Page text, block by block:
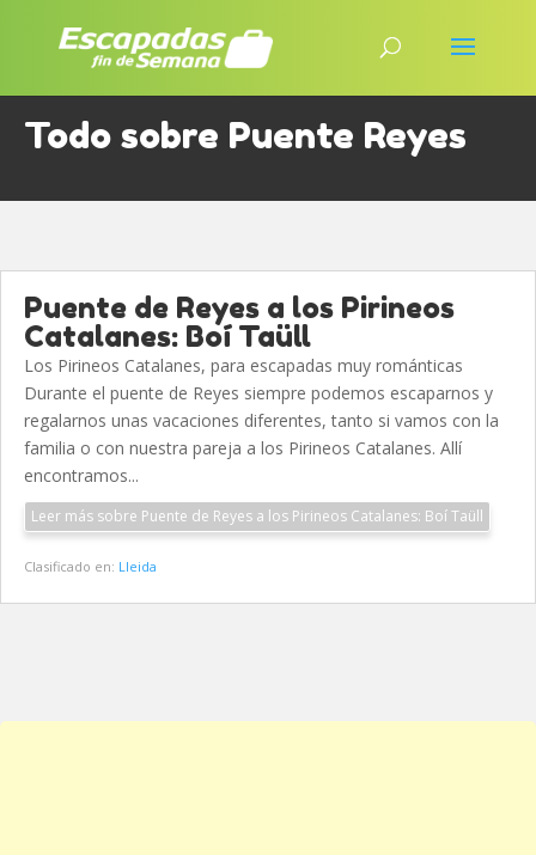
Todo sobre Puente Reyes
Puente de Reyes a los Pirineos
Catalanes: Boí Taüll
Los Pirineos Catalanes, para escapadas muy románticas
Durante el puente de Reyes siempre podemos escaparnos y
regalarnos unas vacaciones diferentes, tanto si vamos con la
familia o con nuestra pareja a los Pirineos Catalanes. Allí
encontramos...
Leer más sobre Puente de Reyes a los Pirineos Catalanes: Boí Taüll
Clasificado en: Lleida